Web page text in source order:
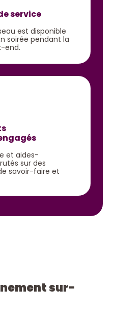
service
est disponible
soirée pendant la
end.
et aides-
sur des
savoir-faire et
sur-